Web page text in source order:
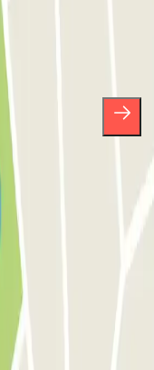
en
voor het
Parclick. Zonder
u maar wilt in